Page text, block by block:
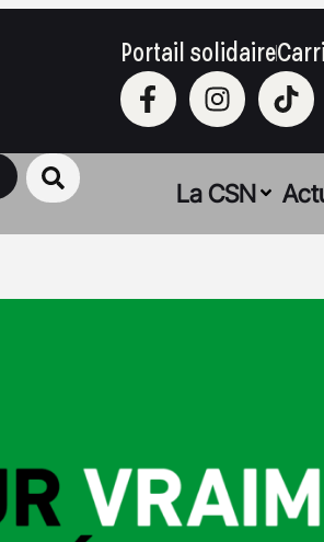
Portail solidaire
La CSN